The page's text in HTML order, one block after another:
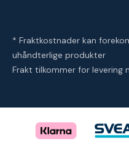
* Fraktkostnader kan
uhåndterlige produkter
Frakt tilkommer for levering